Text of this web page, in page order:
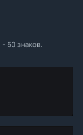
50 знаков.